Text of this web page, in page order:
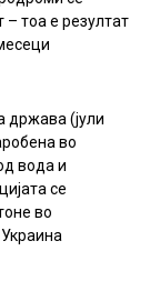
– тоа е резултат
држава (јули
во
вода и
се
во